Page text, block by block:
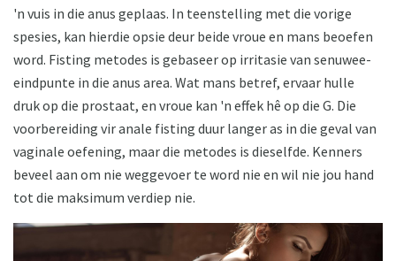
'n vuis in die anus geplaas. In teenstelling met die vorige
spesies, kan hierdie opsie deur beide vroue en mans beoefen
word. Fisting metodes is gebaseer op irritasie van senuwee-
eindpunte in die anus area. Wat mans betref, ervaar hulle
druk op die prostaat, en vroue kan 'n effek hê op die G. Die
voorbereiding vir anale fisting duur langer as in die geval van
vaginale oefening, maar die metodes is dieselfde. Kenners
beveel aan om nie weggevoer te word nie en wil nie jou hand
tot die maksimum verdiep nie.